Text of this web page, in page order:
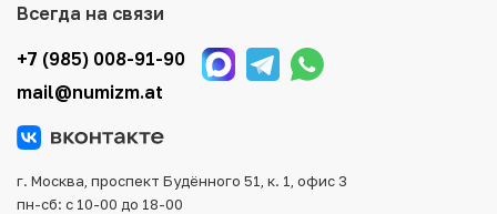
того, возможен самовывоз товара из офиса магазина.
Для вашего удобства представлены несколько способов
оплаты и доставки заказа. Все отправления надежно и
тщательно упаковываются, что исключает возможность
Всегда на связи
+7 (985) 008-91-90
mail@numizm.at
г. Москва, проспект Будённого 51, к. 1, офис 3
пн-сб: с 10-00 до 18-00